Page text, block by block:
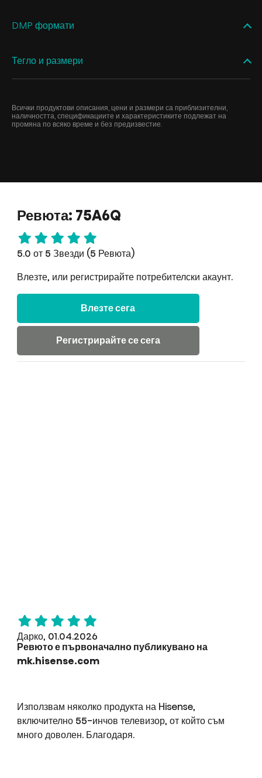
DMP формати
Тегло и размери
Всички продуктови описания, цени и размери са приблизителни,
наличността, спецификациите и характеристиките подлежат на
промяна по всяко време и без предизвестие.
Ревюта: 75A6Q
5.0 от 5 Звезди (5 Ревюта)
Влезте, или регистрирайте потребителски акаунт.
Влезте сега
Регистрирайте се сега
Дарко, 01.04.2026
Ревюто е първоначално публикувано на
mk.hisense.com
Използвам няколко продукта на Hisense,
включително 55-инчов телевизор, от който съм
много доволен. Благодаря.